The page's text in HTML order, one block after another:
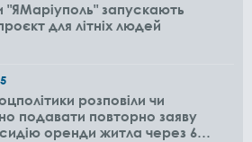
"ЯМаріуполь" запускають
для літніх людей
розповіли чи
подавати повторно заяву
оренди житла через 6